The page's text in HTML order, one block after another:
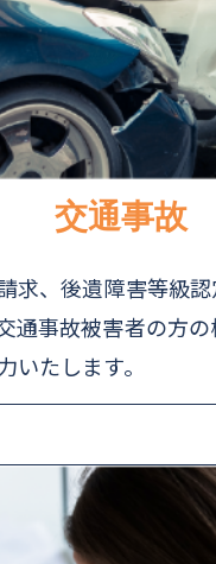
交通事故
求、後遺障害等級
通事故被害者の方の
いたします。